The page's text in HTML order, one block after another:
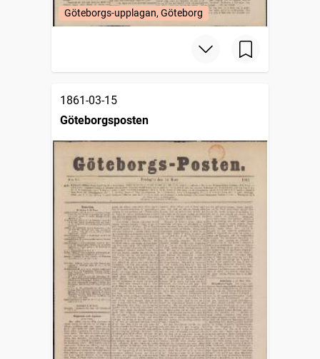
Göteborgs-upplagan, Göteborg
1861-03-15
Göteborgsposten